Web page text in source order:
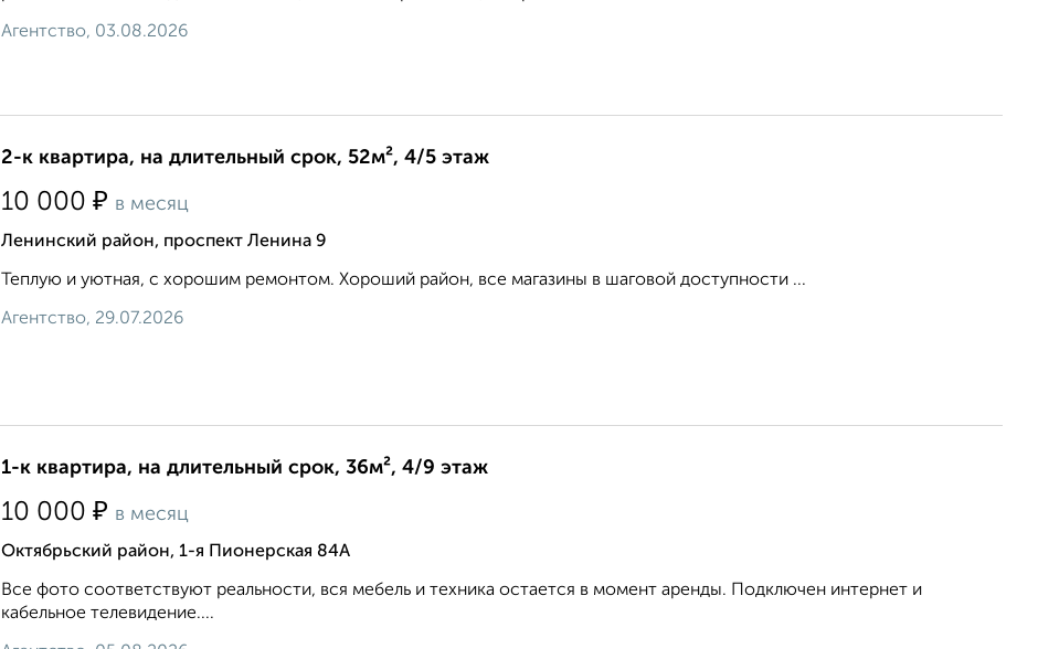
Агентство, 03.08.2026
2-к квартира, на длительный срок, 52м², 4/5 этаж
10 000 ₽ в месяц
Ленинский район, проспект Ленина 9
Теплую и уютная, с хорошим ремонтом. Хороший район, все магазины в шаговой доступности ...
Агентство, 29.07.2026
1-к квартира, на длительный срок, 36м², 4/9 этаж
10 000 ₽ в месяц
Октябрьский район, 1-я Пионерская 84А
Все фото соответствуют реальности, вся мебель и техника остается в момент аренды. Подключен интернет и
кабельное телевидение....